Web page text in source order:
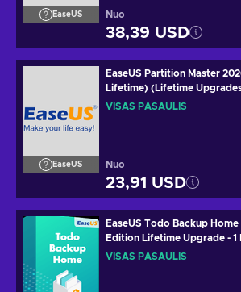
EaseUS Nuo
38,39 USD
EaseUS
EaseUS Partition Master
Lifetime) (Lifetime
GLOBAL
VISAS PASAULIS
Nuo
23,91 USD
EaseUS Todo Backup Home
Edition Lifetime Upgrade - 1
Lifetime Key GLOBAL
VISAS PASAULIS